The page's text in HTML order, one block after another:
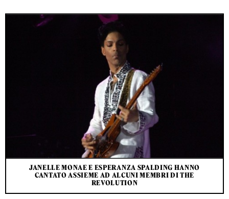
JANELLE MONAE E ESPERANZA SPALDING HANNO
CANTATO ASSIEME AD ALCUNI MEMBRI DI THE
REVOLUTION